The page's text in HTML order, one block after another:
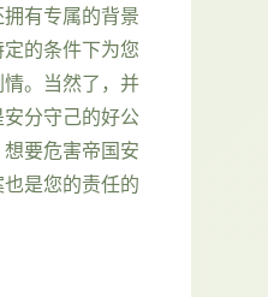
有专属的背景
的条件下为您
。当然了，并
分守己的好公
要危害帝国安
是您的责任的